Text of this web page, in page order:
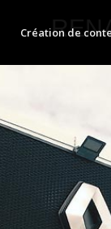
Création de